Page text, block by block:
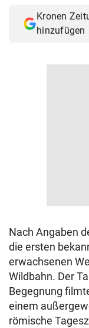
Kronen
hinzufügen
Nach Angaben
die ersten
erwachsenen
Wildbahn. Der
Begegnung
einem
römische